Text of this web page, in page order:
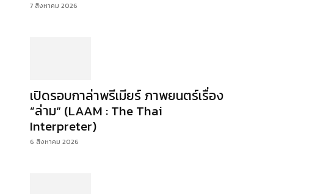
7 สิงหาคม 2026
เปิดรอบกาล่าพรีเมียร์ ภาพยนตร์เรื่อง
”ล่าม“ (LAAM : The Thai
Interpreter)
6 สิงหาคม 2026